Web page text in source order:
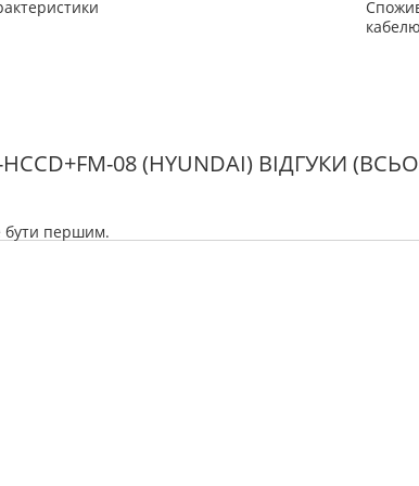
HCCD+FM-08 (HYUNDAI) ВІДГУКИ
бути першим.